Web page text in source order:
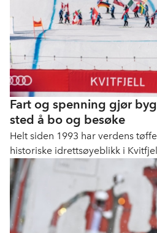
Fart og spenning gjør
sted å bo og besøke
Helt siden 1993 har verdens
historiske idrettsøyeblikk i
tilskuere. Det skaper stolthet i
flere vil besøke regionen.